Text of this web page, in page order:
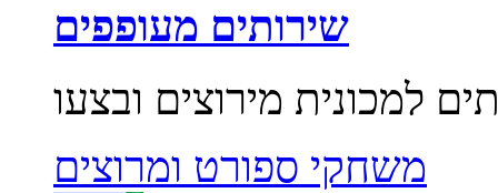
שירותים מעופפים
משחקי ספורט ומרוצים